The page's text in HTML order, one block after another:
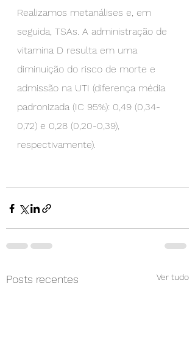
Realizamos metanálises e, em
seguida, TSAs. A administração de
vitamina D resulta em uma
diminuição do risco de morte e
admissão na UTI (diferença média
padronizada (IC 95%): 0,49 (0,34-
0,72) e 0,28 (0,20-0,39),
respectivamente).
Posts recentes Ver tudo